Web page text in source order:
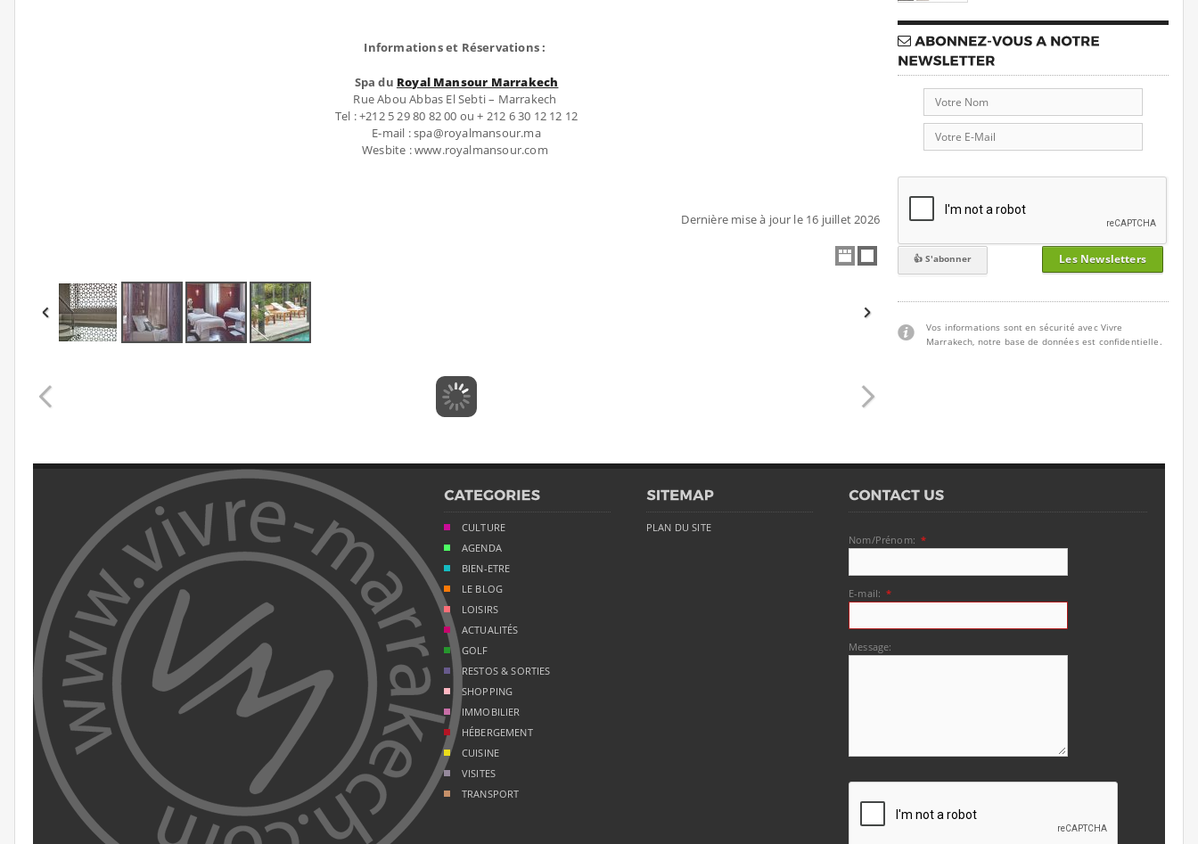
Informations et Réservations :
Spa du Royal Mansour Marrakech
Rue Abou Abbas El Sebti – Marrakech
Tel : +212 5 29 80 82 00 ou + 212 6 30 12 12 12
E-mail : spa@royalmansour.ma
Wesbite : www.royalmansour.com
Dernière mise à jour le 16 juillet 2026
Les Newsletters
Vos informations sont en sécurité avec Vivre
Marrakech, notre base de données est confidentielle.
CULTURE
AGENDA
BIEN-ETRE
LE BLOG
LOISIRS
ACTUALITÉS
GOLF
RESTOS & SORTIES
SHOPPING
IMMOBILIER
HÉBERGEMENT
CUISINE
VISITES
TRANSPORT
PLAN DU SITE
Nom/Prénom: *
E-mail: *
Message: